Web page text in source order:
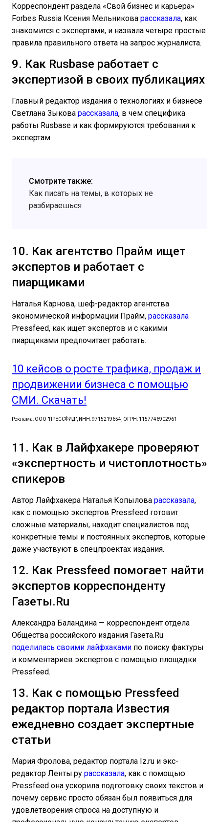
Корреспондент раздела «Свой бизнес и карьера»
Forbes Russia Ксения Мельникова рассказала, как
знакомится с экспертами, и назвала четыре простые
правила правильного ответа на запрос журналиста.
9. Как Rusbase работает с
экспертизой в своих публикациях
Главный редактор издания о технологиях и бизнесе
Светлана Зыкова рассказала, в чем специфика
работы Rusbase и как формируются требования к
экспертам.
Смотрите также:
Как писать на темы, в которых не
разбираешься
10. Как агентство Прайм ищет
экспертов и работает с
пиарщиками
Наталья Карнова, шеф-редактор агентства
экономической информации Прайм, рассказала
Pressfeed, как ищет экспертов и с какими
пиарщиками предпочитает работать.
10 кейсов о росте трафика, продаж и
продвижении бизнеса с помощью
СМИ. Скачать!
Реклама: ООО "ПРЕССФИД", ИНН: 9715219654, ОГРН: 1157746902961
11. Как в Лайфхакере проверяют
«экспертность и чистоплотность»
спикеров
Автор Лайфхакера Наталья Копылова рассказала,
как с помощью экспертов Pressfeed готовит
сложные материалы, находит специалистов под
конкретные темы и постоянных экспертов, которые
даже участвуют в спецпроектах издания.
12. Как Pressfeed помогает найти
экспертов корреспонденту
Газеты.Ru
Александра Баландина — корреспондент отдела
Общества российского издания Газета.Ru
поделилась своими лайфхаками по поиску фактуры
и комментариев экспертов с помощью площадки
Pressfeed.
13. Как с помощью Pressfeed
редактор портала Известия
ежедневно создает экспертные
статьи
Мария Фролова, редактор портала Iz.ru и экс-
редактор Ленты.ру рассказала, как с помощью
Pressfeed она ускорила подготовку своих текстов и
почему сервис просто обязан был появиться для
удовлетворения спроса на доступную и